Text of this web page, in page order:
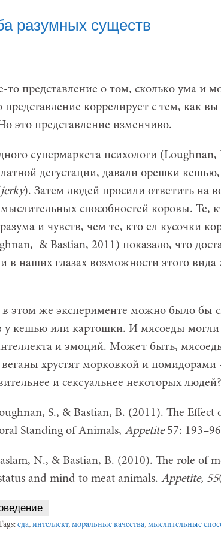
разумных существ
то представление о том, сколько ума и
коррелирует с тем, как вы
это представление изменчиво.
супермаркета психологи
дегустации, давали орешки
). Затем людей просили ответить на
способностей коровы. Те,
и чувств, чем те, кто ел кусочки
& Bastian, 2011) показало, что
в наших глазах возможности этого вида
в этом же эксперименте можно было бы
у кешью или картошки. И мясоеды
и эмоций. Может быть,
хрустят морковкой и помидорами
и сексуальнее некоторых людей?
S., & Bastian, B. (2011). The Effect
Standing of Animals, Appetite57:
N., & Bastian, B. (2010). The role of
and mind to meat animals. Appetite, 55
еда, интеллект, моральные качества, мыслительные